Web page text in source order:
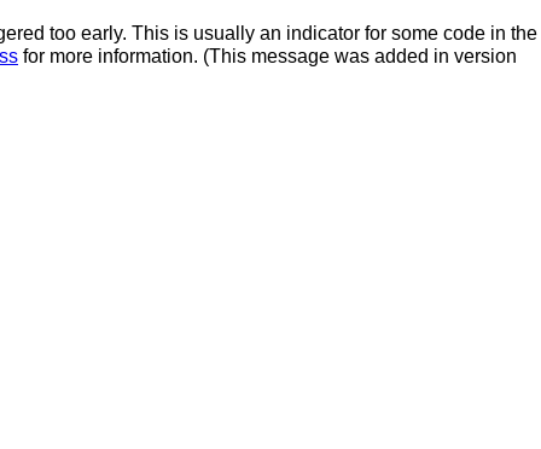
too early. This is usually an indicator for some code in the
for more information. (This message was added in version